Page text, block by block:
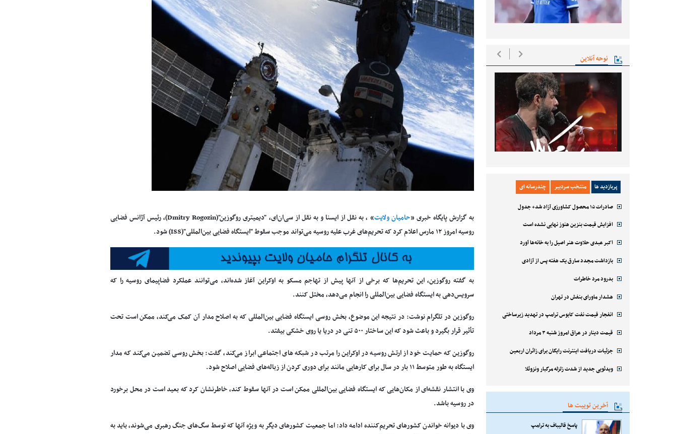
نوحه آنلاین
پربازدید ها منتخب سردبیر چندرسانه ای
صادرات ۱۵ محصول کشاورزی آزاد شد+ جدول
افزایش قیمت بنزین هنوز نهایی نشده است
اکبر عبدی حلاوت هنر اصیل را به خانه‌ها آورد
بازداشت مجدد سارق یک هفته پس از آزادی
بدرود مرد خاطرات
هشدار ماورای بنفش در تهران
انفجار قیمت نفت کابوس ترامپ در تهدید زیرساختی
قیمت دینار در عراق امروز شنبه ۳ مرداد
جزئیات دریافت اینترنت رایگان برای زائران اربعین
ویدئویی جدید از شدت زلزله مرگبار ونزوئلا
آخرین توییت ها
پاسخ قالیباف به ترامپ
به گزارش پایگاه خبری «حامیان ولایت» ، به نقل ازایسنا و به نقل از سی‌ان‌ای،
"دیمیتری روگوزین"(Dmitry Rogozin)، رئیس آژانس فضایی
روسیه امروز ۱۲ مارس اعلام کرد که تحریم‌های غرب علیه روسیه می‌تواند موجب سقوط "ایستگاه فضایی بین‌المللی"(ISS) شود.
به گفته روگوزین، این تحریم‌ها که برخی از آنها پیش از تهاجم مسکو به اوکراین آغاز شده‌اند، می‌توانند عملکرد فضاپیمای روسیه را که
سرویس‌دهی به ایستگاه فضایی بین‌المللی را انجام می‌دهد، مختل کنند.
روگوزین در تلگرام نوشت: در نتیجه این موضوع، بخش روسی ایستگاه فضایی بین‌المللی که به اصلاح مدار آن کمک می‌کند، ممکن است تحت
تأثیر قرار بگیرد و باعث شود که این ساختار ۵۰۰ تنی در دریا یا روی خشکی بیفتد.
روگوزین که حمایت خود از ارتش روسیه در اوکراین را مرتب در شبکه های اجتماعی ابراز می‌کند، گفت: بخش روسی تضمین می‌کند که مدار
ایستگاه به طور متوسط ۱۱ بار در سال برای کارهایی مانند برای دوری کردن از زباله‌های فضایی اصلاح شود.
وی با انتشار نقشه‌ای از مکان‌هایی که ایستگاه فضایی بین‌المللی ممکن است در آنها سقوط کند، خاطرنشان کرد که بعید است در محل برخورد
در روسیه باشد.
وی با دیوانه خواندن کشورهای تحریم‌کننده ادامه داد: اما جمعیت کشورهای دیگر به ویژه آنها که توسط سگ‌های جنگ رهبری می‌شوند، باید به